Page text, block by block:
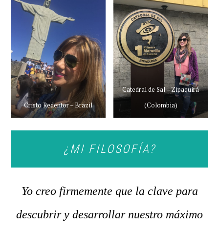
Cristo Redentor – Brazil
Catedral de Sal – Zipaquirá
(Colombia)
¿MI FILOSOFÍA?
Yo creo firmemente que la clave para
descubrir y desarrollar nuestro máximo